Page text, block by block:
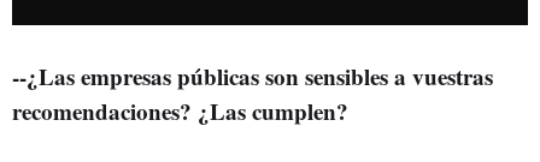
--¿Las empresas públicas son sensibles a vuestras
recomendaciones? ¿Las cumplen?